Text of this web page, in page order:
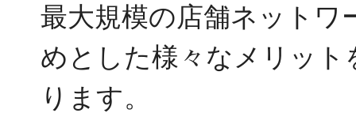
最大規模の店舗ネットワ
めとした様々なメリッ
ります。